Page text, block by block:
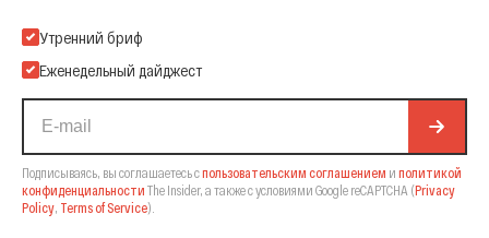
Подпишитесь на нашу Email-рассылку
Утренний бриф
Еженедельный дайджест
Подписываясь, вы соглашаетесь спользовательским соглашением и политикой
конфиденциальности The Insider, а также с условиями Google reCAPTCHA (Privacy
Policy Terms of Service).